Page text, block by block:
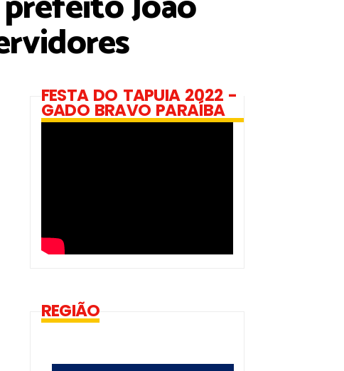
FESTA DO TAPUIA 2022 -
GADO BRAVO PARAÍBA
REGIÃO